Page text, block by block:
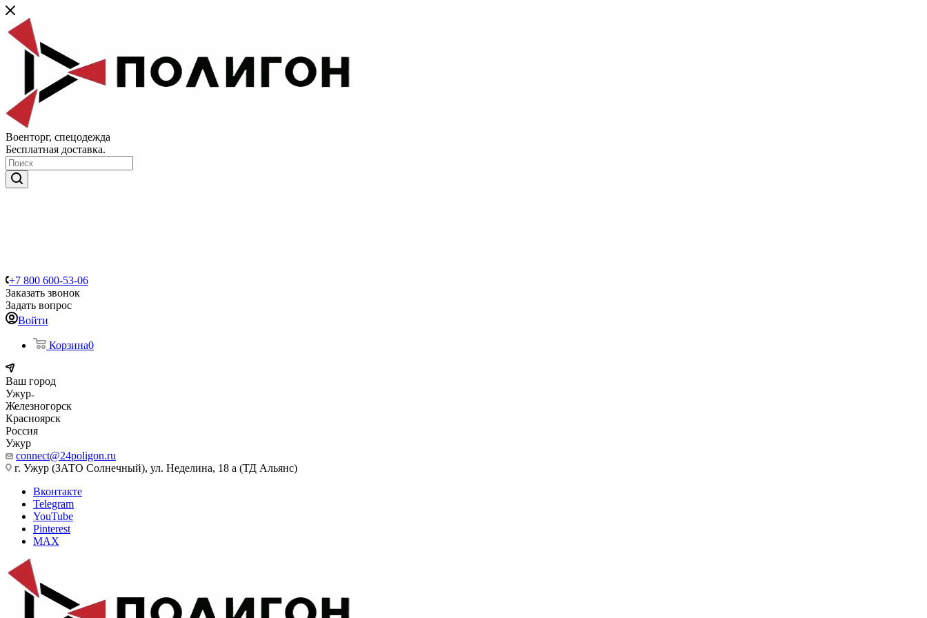
Военторг, спецодежда
Бесплатная доставка.
+7 800 600-53-06
Заказать звонок
Задать вопрос
Войти
Корзина0
Ваш город
Ужур
Железногорск
Красноярск
Россия
Ужур
connect@24poligon.ru
г. Ужур (ЗАТО Солнечный), ул. Неделина, 18 а (ТД Альянс)
Вконтакте
Telegram
YouTube
Pinterest
MAX